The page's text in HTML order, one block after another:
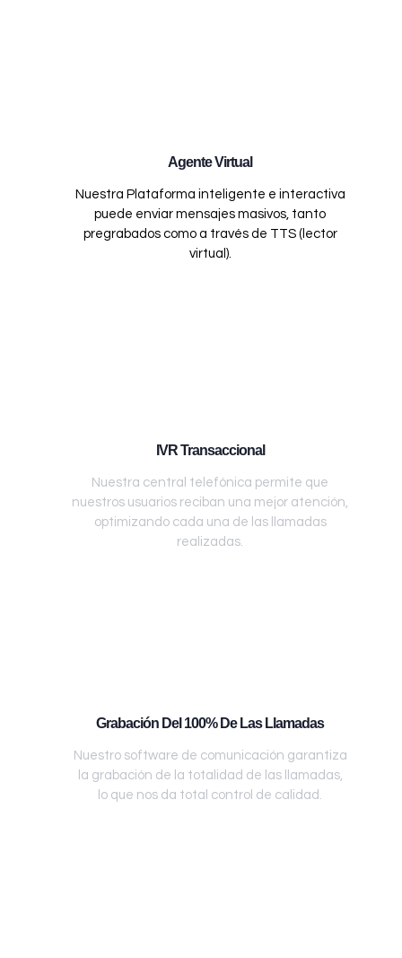
Agente Virtual
Nuestra Plataforma inteligente e interactiva
puede enviar mensajes masivos, tanto
pregrabados como a través de TTS (lector
virtual).
IVR Transaccional
Nuestra central telefónica permite que
nuestros usuarios reciban una mejor atención,
optimizando cada una de las llamadas
realizadas.
Grabación Del 100% De Las Llamadas
Nuestro software de comunicación garantiza
la grabación de la totalidad de las llamadas,
lo que nos da total control de calidad.